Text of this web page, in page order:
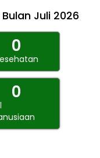
Juli 2026
0
0